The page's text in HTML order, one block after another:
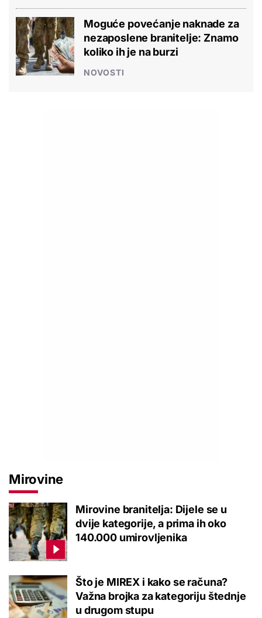
Moguće povećanje naknade za
nezaposlene branitelje: Znamo
koliko ih je na burzi
NOVOSTI
Mirovine
Mirovine branitelja: Dijele se u
dvije kategorije, a prima ih oko
140.000 umirovljenika
Što je MIREX i kako se računa?
Važna brojka za kategoriju štednje
u drugom stupu